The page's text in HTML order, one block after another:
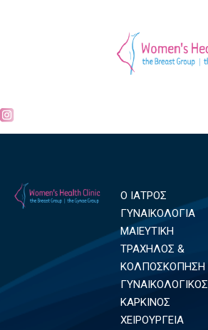
Ο ΙΑΤΡΟΣ
ΓΥΝΑΙΚΟΛΟΓΙΑ
ΜΑΙΕΥΤΙΚΗ
ΤΡΑΧΗΛΟΣ &
ΚΟΛΠΟΣΚΟΠΗΣΗ
ΓΥΝΑΙΚΟΛΟΓΙΚΟΣ
ΚΑΡΚΙΝΟΣ
ΧΕΙΡΟΥΡΓΕΙΑ